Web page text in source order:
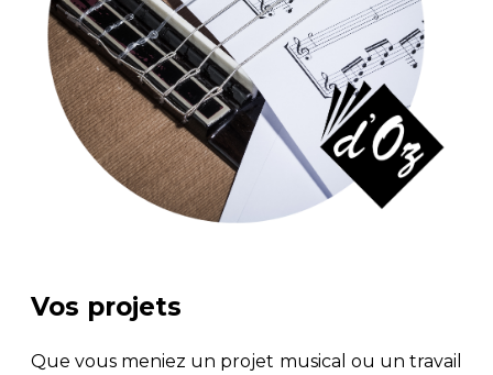
Vos projets
Que vous meniez un projet musical ou un travail